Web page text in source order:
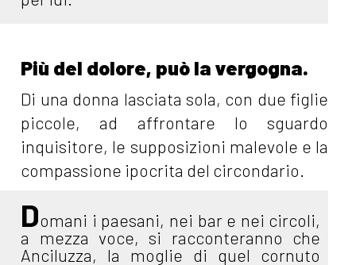
Più del dolore, può la vergogna.
Di una donna lasciata sola, con due figlie
piccole, ad affrontare lo sguardo
inquisitore, le supposizioni malevole e la
compassione ipocrita del circondario.
Domani i paesani, nei bar e nei circoli,
a mezza voce, si racconteranno che
Anciluzza, la moglie di quel cornuto